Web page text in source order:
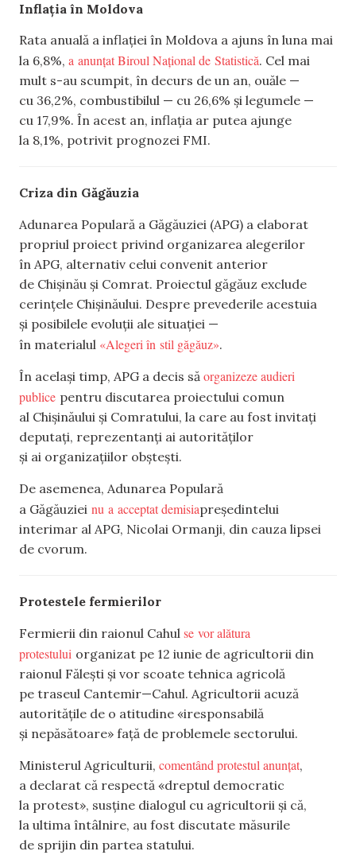
Inflația în Moldova
Rata anuală a inflației în Moldova a ajuns în luna mai
la 6,8%, a anunțat Biroul Național de Statistică. Cel mai
mult s-au scumpit, în decurs de un an, ouăle —
cu 36,2%, combustibilul — cu 26,6% și legumele —
cu 17,9%. În acest an, inflația ar putea ajunge
la 8,1%, potrivit prognozei FMI.
Criza din Găgăuzia
Adunarea Populară a Găgăuziei (APG) a elaborat
propriul proiect privind organizarea alegerilor
în APG, alternativ celui convenit anterior
de Chișinău și Comrat. Proiectul găgăuz exclude
cerințele Chișinăului. Despre prevederile acestuia
și posibilele evoluții ale situației —
în materialul «Alegeri în stil găgăuz».
În același timp, APG a decis să organizeze audieri
publice pentru discutarea proiectului comun
al Chișinăului și Comratului, la care au fost invitați
deputați, reprezentanți ai autorităților
și ai organizațiilor obștești.
De asemenea, Adunarea Populară
a Găgăuziei nu a acceptat demisiapreședintelui
interimar al APG, Nicolai Ormanji, din cauza lipsei
de cvorum.
Protestele fermierilor
Fermierii din raionul Cahul se vor alătura
protestului organizat pe 12 iunie de agricultorii din
raionul Fălești și vor scoate tehnica agricolă
pe traseul Cantemir—Cahul. Agricultorii acuză
autoritățile de o atitudine «iresponsabilă
și nepăsătoare» față de problemele sectorului.
Ministerul Agriculturii, comentând protestul anunțat,
a declarat că respectă «dreptul democratic
la protest», susține dialogul cu agricultorii și că,
la ultima întâlnire, au fost discutate măsurile
de sprijin din partea statului.